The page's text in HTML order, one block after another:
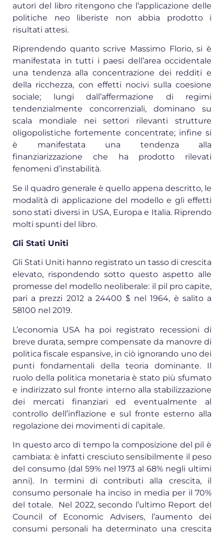
autori del libro ritengono che l’applicazione delle
politiche neo liberiste non abbia prodotto i
risultati attesi.
Riprendendo quanto scrive Massimo Florio, si è
manifestata in tutti i paesi dell’area occidentale
una tendenza alla concentrazione dei redditi e
della ricchezza, con effetti nocivi sulla coesione
sociale; lungi dall’affermazione di regimi
tendenzialmente concorrenziali, dominano su
scala mondiale nei settori rilevanti strutture
oligopolistiche fortemente concentrate; infine si
è manifestata una tendenza alla
finanziarizzazione che ha prodotto rilevati
fenomeni d’instabilità.
Se il quadro generale è quello appena descritto, le
modalità di applicazione del modello e gli effetti
sono stati diversi in USA, Europa e Italia. Riprendo
molti spunti del libro.
Gli Stati Uniti
Gli Stati Uniti hanno registrato un tasso di crescita
elevato, rispondendo sotto questo aspetto alle
promesse del modello neoliberale: il pil pro capite,
pari a prezzi 2012 a 24400 $ nel 1964, è salito a
58100 nel 2019.
L’economia USA ha poi registrato recessioni di
breve durata, sempre compensate da manovre di
politica fiscale espansive, in ciò ignorando uno dei
punti fondamentali della teoria dominante. Il
ruolo della politica monetaria è stato più sfumato
e indirizzato sul fronte interno alla stabilizzazione
dei mercati finanziari ed eventualmente al
controllo dell’inflazione e sul fronte esterno alla
regolazione dei movimenti di capitale.
In questo arco di tempo la composizione del pil è
cambiata: è infatti cresciuto sensibilmente il peso
del consumo (dal 59% nel 1973 al 68% negli ultimi
anni). In termini di contributi alla crescita, il
consumo personale ha inciso in media per il 70%
del totale. Nel 2022, secondo l’ultimo Report del
Council of Economic Advisers, l’aumento dei
consumi personali ha determinato una crescita